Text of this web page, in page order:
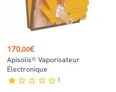
Prix
170,00€
Apisolis® Vaporisateur
Électronique
star star_border star_border star_border star_border 1